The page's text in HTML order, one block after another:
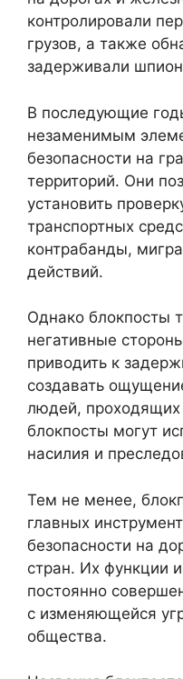
контролировали
грузов, а также
задерживали
В последующие
незаменимым
безопасности на
территорий. Они
установить
транспортных
контрабанды,
действий.
Однако блокпосты
негативные
приводить к
создавать
людей, проходящих
блокпосты могут
насилия и
Тем не менее,
главных
безопасности на
стран. Их функции
постоянно
с изменяющейся
общества.